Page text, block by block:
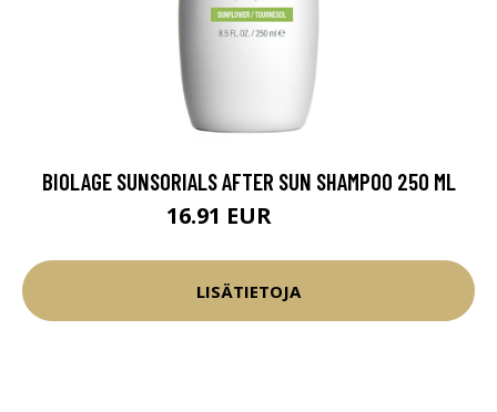
BIOLAGE SUNSORIALS AFTER SUN SHAMPOO 250 ML
16.91 EUR
LISÄTIETOJA